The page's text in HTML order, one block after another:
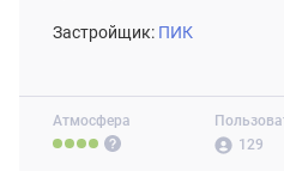
Атмосфера
129
Застройщик: ПИК